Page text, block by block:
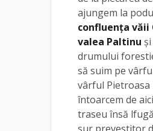
ajungem la
confluența văii
valea Paltinu
drumului
să suim pe
vârful Pietroasa
întoarcem de
traseu însă